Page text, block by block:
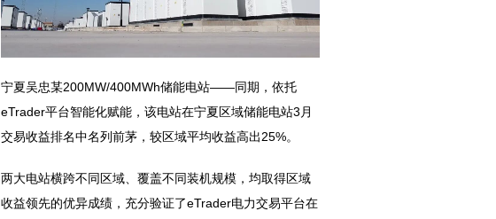
宁夏吴忠某200MW/400MWh储能电站——同期，依托
eTrader平台智能化赋能，该电站在宁夏区域储能电站3月
交易收益排名中名列前茅，较区域平均收益高出25%。
两大电站横跨不同区域、覆盖不同装机规模，均取得区域
收益领先的优异成绩，充分验证了eTrader电力交易平台在